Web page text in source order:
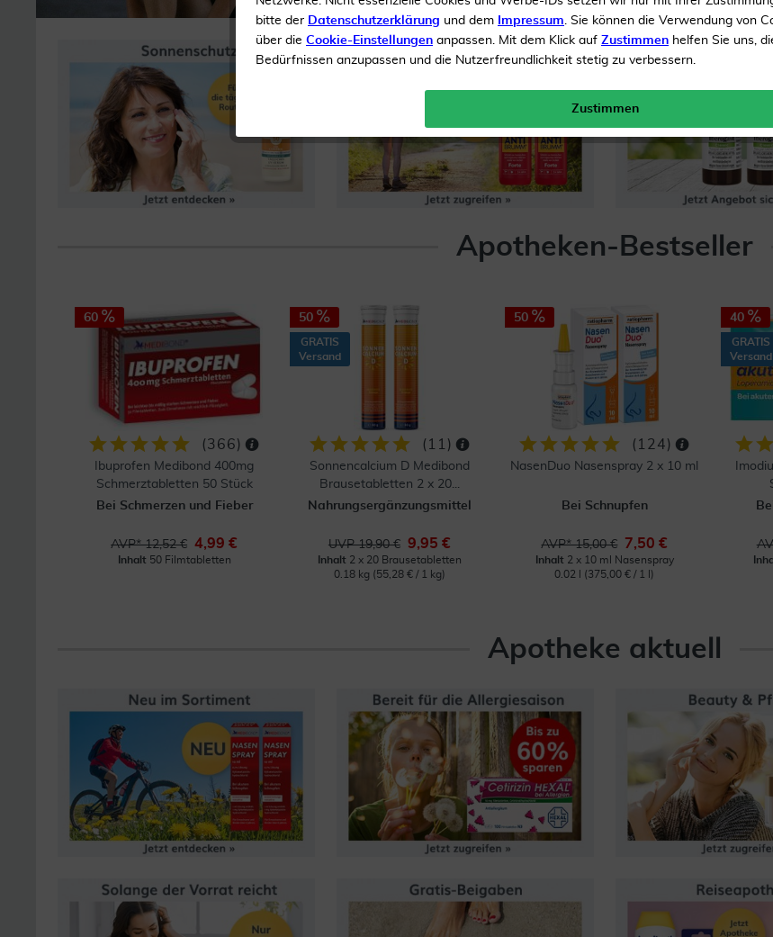
Apotheken-Bestseller
60
(366)
Ibuprofen Medibond 400mg
Schmerztabletten 50 Stück
Bei Schmerzen und Fieber
AVP* 12,52 € 4,99 €
Inhalt 50 Filmtabletten
50
GRATIS
Versand
( 11)
Sonnencalcium D Medibond
Brausetabletten 2 x 20...
Nahrungsergänzungsmittel
UVP 19,90 € 9,95 €
Inhalt 2 x 20 Brausetabletten
0.18 kg (55,28 € / 1 kg)
50
( 124)
NasenDuo Nasenspray 2 x 10 ml
Bei Schnupfen
AVP* 15,00 € 7,50 €
Inhalt 2 x 10 ml Nasenspray
0.02 l (375,00 € / 1 l)
40
GRATIS
Versand
Apotheke aktuell
bitte der Datenschutzerklärung und dem Impressum. Sie können die Verwendung von
über die Cookie-Einstellungen anpassen. Mit dem Klick auf Zustimmen helfen Sie uns,
Bedürfnissen anzupassen und die Nutzerfreundlichkeit stetig zu verbessern.
Zustimmen